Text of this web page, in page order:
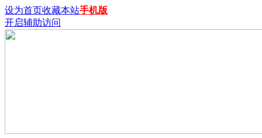
设为首页收藏本站手机版
开启辅助访问